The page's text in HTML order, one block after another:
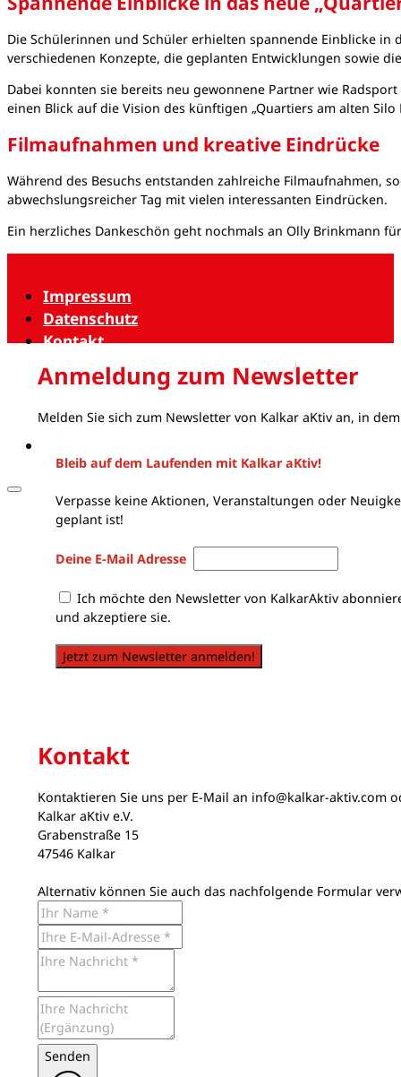
Die Schülerinnen und Schüler erhielten spannende Einblicke
verschiedenen Konzepte, die geplanten Entwicklungen sowie
Dabei konnten sie bereits neu gewonnene Partner wie
einen Blick auf die Vision des künftigen „Quartiers am alten
Filmaufnahmen und kreative Eindrücke
Während des Besuchs entstanden zahlreiche Filmaufnahmen,
abwechslungsreicher Tag mit vielen interessanten Eindrücken.
Ein herzliches Dankeschön geht nochmals an Olly Brinkmann
Impressum
Datenschutz
Kontakt
Anmeldung zum Newsletter
Melden Sie sich zum Newsletter von Kalkar aKtiv an, in
Bleib auf dem Laufenden mit Kalkar aKtiv!
Verpasse keine Aktionen, Veranstaltungen oder
geplant ist!
Deine E-Mail Adresse
Ich möchte den Newsletter von KalkarAktiv
und akzeptiere sie.
Jetzt zum Newsletter anmelden!
Kontakt
Kontaktieren Sie uns per E-Mail an info@kalkar-aktiv.com
Kalkar aKtiv e.V.
Grabenstraße 15
47546 Kalkar
Alternativ können Sie auch das nachfolgende Formular
Senden